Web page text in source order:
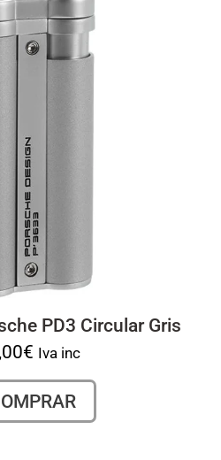
PD3 Circular Gris
€ Iva inc